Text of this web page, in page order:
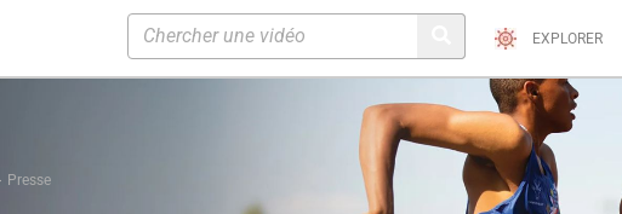
EXPLORER
Presse